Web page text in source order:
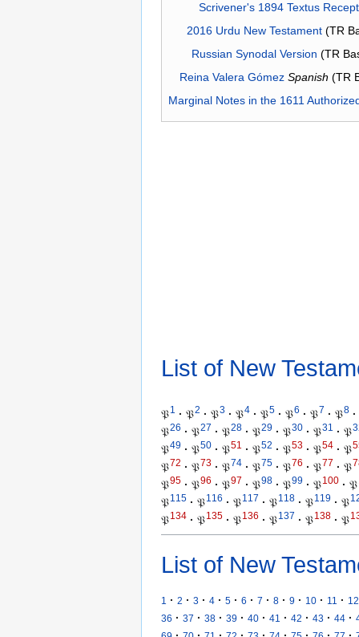
Scrivener's 1894 Textus
2016 Urdu New Testament(TR
Russian Synodal Version (TR
Reina Valera Gómez Spanish (TR
Marginal Notes in the 1611
List of New
𝔓1 · 𝔓2 · 𝔓3 · 𝔓4 · 𝔓5 · 𝔓6 · 𝔓7 · 𝔓8 ·
𝔓26 · 𝔓27 · 𝔓28 · 𝔓29 · 𝔓30 · 𝔓31 · 𝔓
𝔓49 · 𝔓50 · 𝔓51 · 𝔓52 · 𝔓53 · 𝔓54 · 𝔓
𝔓72 · 𝔓73 · 𝔓74 · 𝔓75 · 𝔓76 · 𝔓77 · 𝔓
𝔓95 · 𝔓96 · 𝔓97 · 𝔓98 · 𝔓99 · 𝔓100 · 𝔓
𝔓115 · 𝔓116 · 𝔓117 · 𝔓118 · 𝔓119 · 𝔓
𝔓134 · 𝔓135 · 𝔓136 · 𝔓137 · 𝔓138 · 𝔓
List of New
1 · 2 · 3 · 4 · 5 · 6 · 7 · 8 · 9 · 10 · 11 · 12
36 · 37 · 38 · 39 · 40 · 41 · 42 · 43 · 44 ·